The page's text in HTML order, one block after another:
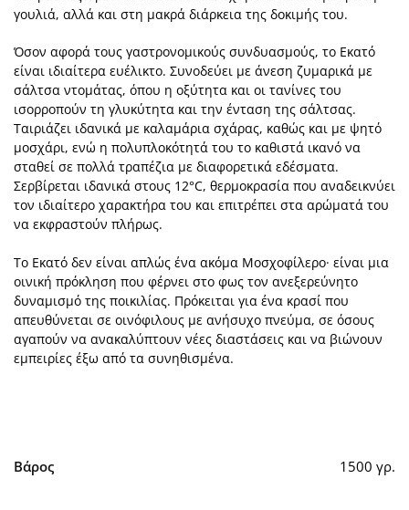
γουλιά, αλλά και στη μακρά διάρκεια της δοκιμής του.
Όσον αφορά τους γαστρονομικούς συνδυασμούς, το Εκατό
είναι ιδιαίτερα ευέλικτο. Συνοδεύει με άνεση ζυμαρικά με
σάλτσα ντομάτας, όπου η οξύτητα και οι τανίνες του
ισορροπούν τη γλυκύτητα και την ένταση της σάλτσας.
Ταιριάζει ιδανικά με καλαμάρια σχάρας, καθώς και με ψητό
μοσχάρι, ενώ η πολυπλοκότητά του το καθιστά ικανό να
σταθεί σε πολλά τραπέζια με διαφορετικά εδέσματα.
Σερβίρεται ιδανικά στους 12°C, θερμοκρασία που αναδεικνύει
τον ιδιαίτερο χαρακτήρα του και επιτρέπει στα αρώματά του
να εκφραστούν πλήρως.
Το Εκατό δεν είναι απλώς ένα ακόμα Μοσχοφίλερο· είναι μια
οινική πρόκληση που φέρνει στο φως τον ανεξερεύνητο
δυναμισμό της ποικιλίας. Πρόκειται για ένα κρασί που
απευθύνεται σε οινόφιλους με ανήσυχο πνεύμα, σε όσους
αγαπούν να ανακαλύπτουν νέες διαστάσεις και να βιώνουν
εμπειρίες έξω από τα συνηθισμένα.
Βάρος 1500 γρ.